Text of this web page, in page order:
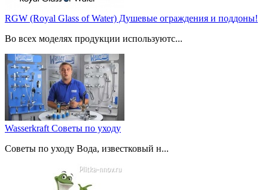
RGW (Royal Glass of Water) Душевые ограждения и поддоны!
Во всех моделях продукции используютс...
Wasserkraft Советы по уходу
Советы по уходу Вода, известковый н...